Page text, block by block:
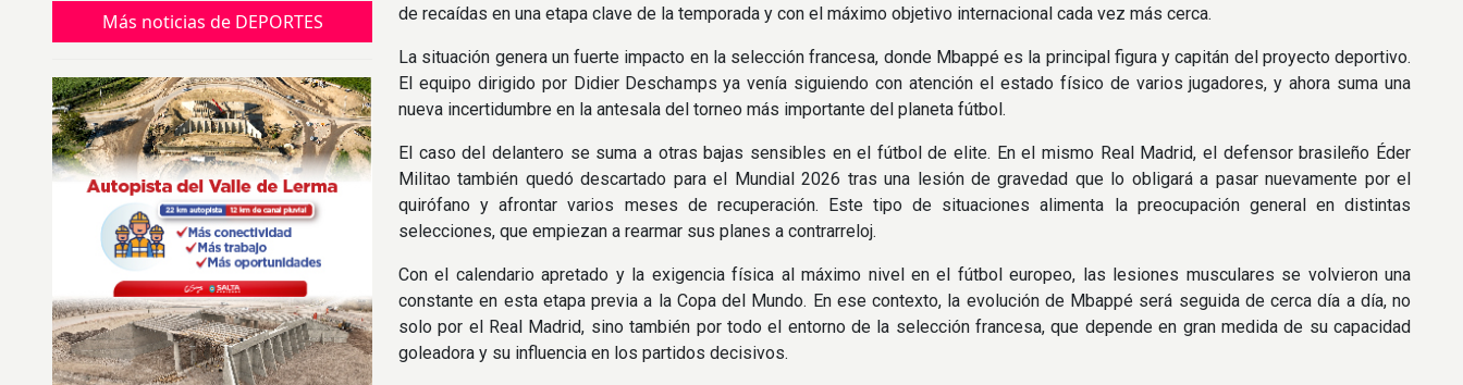
Más noticias de DEPORTES
de recaídas en una etapa clave de la temporada y con el máximo objetivo internacional cada vez más cerca.
La situación genera un fuerte impacto en la selección francesa, donde Mbappé es la principal figura y capitán del proyecto deportivo.
El equipo dirigido por Didier Deschamps ya venía siguiendo con atención el estado físico de varios jugadores, y ahora suma una
nueva incertidumbre en la antesala del torneo más importante del planeta fútbol.
El caso del delantero se suma a otras bajas sensibles en el fútbol de elite. En el mismo Real Madrid, el defensor brasileño Éder
Militao también quedó descartado para el Mundial 2026 tras una lesión de gravedad que lo obligará a pasar nuevamente por el
quirófano y afrontar varios meses de recuperación. Este tipo de situaciones alimenta la preocupación general en distintas
selecciones, que empiezan a rearmar sus planes a contrarreloj.
Con el calendario apretado y la exigencia física al máximo nivel en el fútbol europeo, las lesiones musculares se volvieron una
constante en esta etapa previa a la Copa del Mundo. En ese contexto, la evolución de Mbappé será seguida de cerca día a día, no
solo por el Real Madrid, sino también por todo el entorno de la selección francesa, que depende en gran medida de su capacidad
goleadora y su influencia en los partidos decisivos.